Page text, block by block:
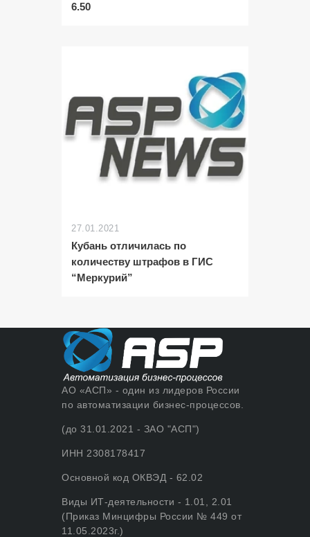
6.50
27.01.2021
Кубань отличилась по
количеству штрафов в ГИС
“Меркурий”
АО «АСП» - один из лидеров России
по автоматизации бизнес-процессов.
(до 31.01.2021 - ЗАО "АСП")
ИНН 2308178417
Основной код ОКВЭД - 62.02
Виды ИТ-деятельности - 1.01, 2.01
(Приказ Минцифры России № 449 от
11.05.2023г.)